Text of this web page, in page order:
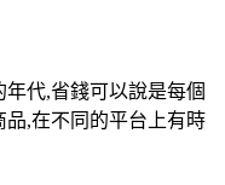
代,省錢可以說是每個
品,在不同的平台上有時